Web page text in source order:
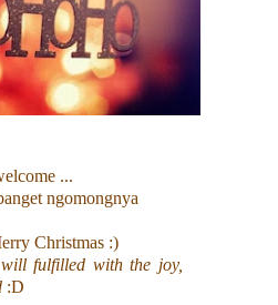
...
ngomongnya
Christmas :)
fulfilled with the joy,
:D